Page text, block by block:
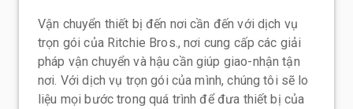
Vận chuyển thiết bị đến nơi cần đến với dịch vụ
trọn gói của Ritchie Bros., nơi cung cấp các giải
pháp vận chuyển và hậu cần giúp giao-nhận tận
nơi. Với dịch vụ trọn gói của mình, chúng tôi sẽ lo
liệu mọi bước trong quá trình để đưa thiết bị của